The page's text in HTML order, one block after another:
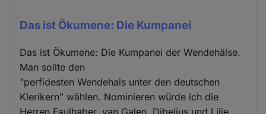
Das ist Ökumene: Die Kumpanei
Das ist Ökumene: Die Kumpanei der Wendehälse.
Man sollte den
"perfidesten Wendehals unter den deutschen
Klerikern" wählen. Nominieren würde ich die
Herren Faulhaber, van Galen, Dibelius und Lilje.